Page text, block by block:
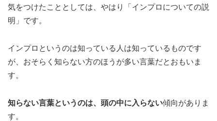
気をつけたこととしては、やはり「インプロについての説
明」です。
インプロというのは知っている人は知っているものです
が、おそらく知らない方のほうが多い言葉だとおもいま
す。
知らない言葉というのは、頭の中に入らない傾向がありま
す。